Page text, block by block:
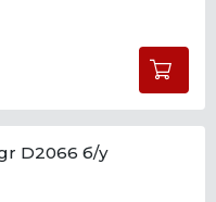
D2066 б/у